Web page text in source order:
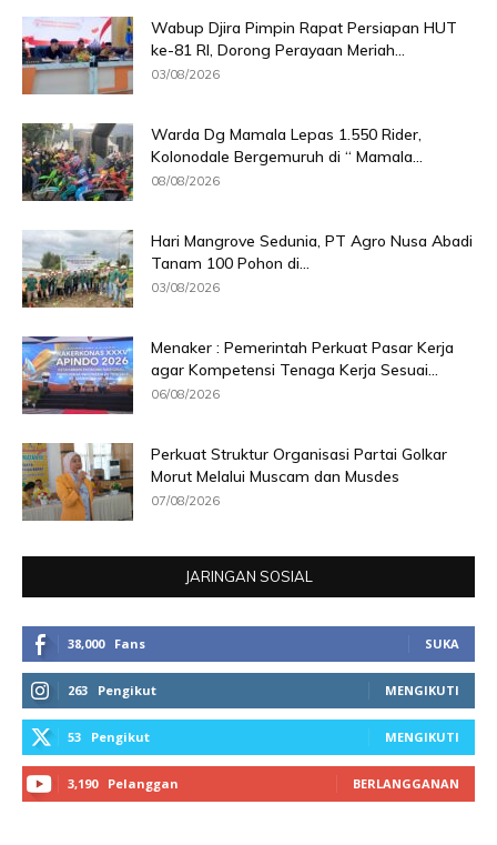
Wabup Djira Pimpin Rapat Persiapan HUT
ke-81 RI, Dorong Perayaan Meriah...
03/08/2026
Warda Dg Mamala Lepas 1.550 Rider,
Kolonodale Bergemuruh di “ Mamala...
08/08/2026
Hari Mangrove Sedunia, PT Agro Nusa Abadi
Tanam 100 Pohon di...
03/08/2026
Menaker : Pemerintah Perkuat Pasar Kerja
agar Kompetensi Tenaga Kerja Sesuai...
06/08/2026
Perkuat Struktur Organisasi Partai Golkar
Morut Melalui Muscam dan Musdes
07/08/2026
JARINGAN SOSIAL
38,000 Fans SUKA
263 Pengikut MENGIKUTI
53 Pengikut MENGIKUTI
3,190 Pelanggan BERLANGGANAN